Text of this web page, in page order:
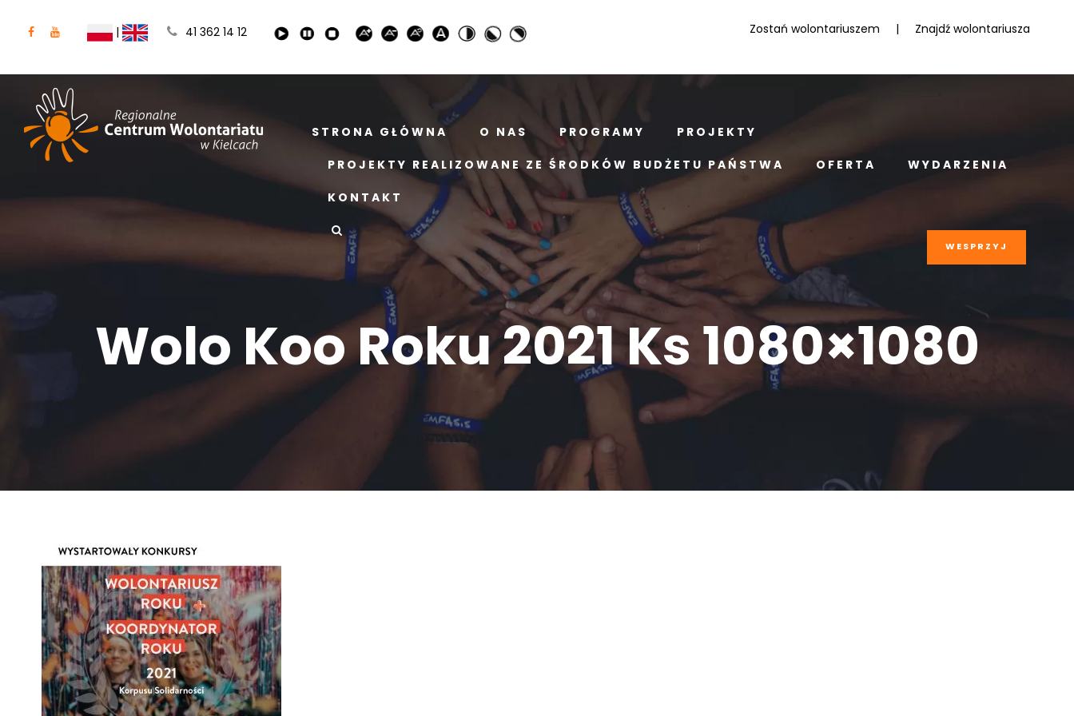
| 41 362 14 12 Zostań wolontariuszem | Znajdź wolontariusza
STRONA GŁÓWNA O NAS PROGRAMY PROJEKTY
PROJEKTY REALIZOWANE ZE ŚRODKÓW BUDŻETU PAŃSTWA OFERTA WYDARZENIA
KONTAKT
WESPRZYJ
Wolo Koo Roku 2021 Ks 1080×1080